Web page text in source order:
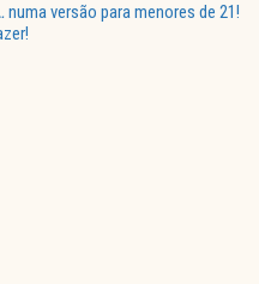
numa versão para menores de 21!